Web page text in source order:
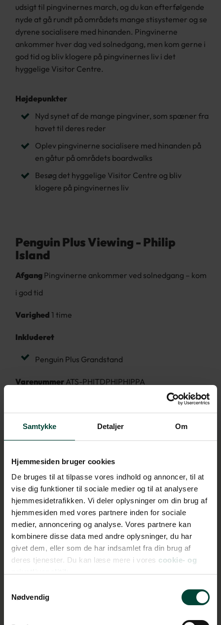
Samtykke Detaljer Om
Hjemmesiden bruger cookies
De bruges til at tilpasse vores indhold og annoncer, til at
vise dig funktioner til sociale medier og til at analysere
hjemmesidetrafikken. Vi deler oplysninger om din brug af
hjemmesiden med vores partnere inden for sociale
medier, annoncering og analyse. Vores partnere kan
kombinere disse data med andre oplysninger, du har
givet dem, eller som de har indsamlet fra din brug af
deres tjenester. Du kan læse mere i vores cookie- og
Nødvendig
udsigt til pingvinernes march, og du kan efterfølgende
nyde at gå rundt på områdets mange stisystemer og se
dyrene socialisere med hinanden. Pingvinerne
ankommer hver dag ved solnedgang, men kom gerne i
god tid og bliv klogere på pingvinernes liv i det
hyggelige Visitor Centre.
Højdepunkter
Nyd synet af de mange pingviner, som spæner fra
havet til deres reder
Oplev pingvinerne socialisere med hinanden på
en gåtur på områdets boardwalks
Besøg det hyggelige Visitor Centre og bliv
klogere på pingvinernes liv
Penguin Plus Viewing - Philip
Island
Afgang Pingvinerne ankommer ved solnedgang – kom
i god tid
Varighed 1 time
Inkluderet
Penguin Plus Grandstand
Varenummer ATS-PHITDPHIPHIPPA
Andre dagsture i dette
område
Pingvinparade